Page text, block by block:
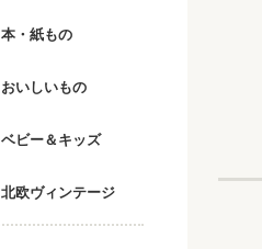
本・紙もの
おいしいもの
ベビー＆キッズ
北欧ヴィンテージ